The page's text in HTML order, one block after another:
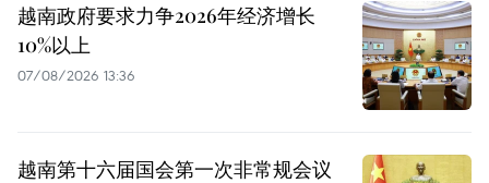
越南政府要求力争2026年经济增长
10%以上
07/08/2026 13:36
越南第十六届国会第一次非常规会议